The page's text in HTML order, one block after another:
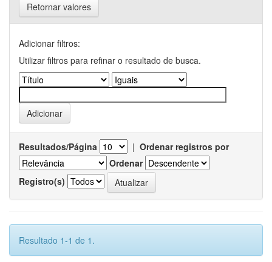
Retornar valores
Adicionar filtros:
Utilizar filtros para refinar o resultado de busca.
Resultados/Página | Ordenar registros por
Ordenar
Registro(s)
Resultado 1-1 de 1.